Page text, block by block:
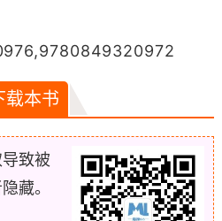
载本书
致被
藏。